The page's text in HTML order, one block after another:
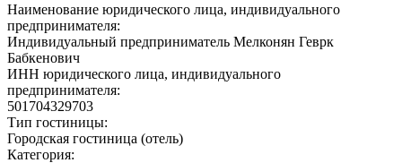
Наименование юридического лица, индивидуального
предпринимателя:
Индивидуальный предприниматель Мелконян Геврк
Бабкенович
ИНН юридического лица, индивидуального
предпринимателя:
501704329703
Тип гостиницы:
Городская гостиница (отель)
Категория: